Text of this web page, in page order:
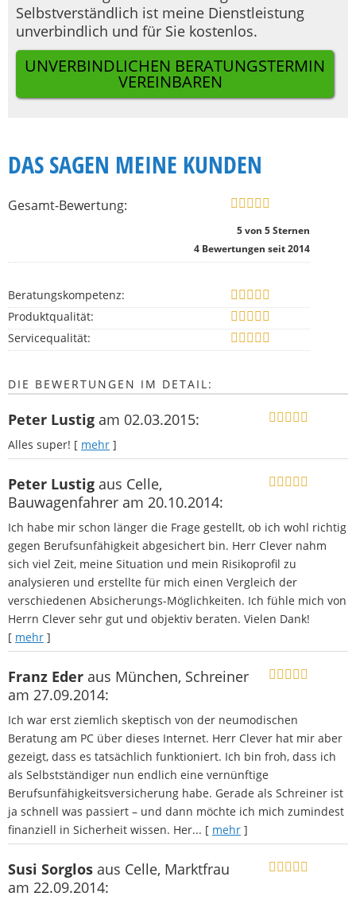
Selbstverständlich ist meine Dienstleistung
unverbindlich und für Sie kostenlos.
UNVERBINDLICHEN BERATUNGSTERMIN
VEREINBAREN
DAS SAGEN MEINE KUNDEN
Gesamt-Bewertung:
5von 5Sternen
4 Bewertungen seit 2014
Beratungskompetenz:
Produktqualität:
Servicequalität:
DIE BEWERTUNGEN IM DETAIL:
Peter Lustig am 02.03.2015:
Alles super! [ mehr ]
Peter Lustig aus Celle,
Bauwagenfahrer am 20.10.2014:
Ich habe mir schon länger die Frage gestellt, ob ich wohl richtig
gegen Berufsunfähigkeit abgesichert bin. Herr Clever nahm
sich viel Zeit, meine Situation und mein Risikoprofil zu
analysieren und erstellte für mich einen Vergleich der
verschiedenen Absicherungs-Möglichkeiten. Ich fühle mich von
Herrn Clever sehr gut und objektiv beraten. Vielen Dank!
[ mehr ]
Franz Eder aus München, Schreiner
am 27.09.2014:
Ich war erst ziemlich skeptisch von der neumodischen
Beratung am PC über dieses Internet. Herr Clever hat mir aber
gezeigt, dass es tatsächlich funktioniert. Ich bin froh, dass ich
als Selbstständiger nun endlich eine vernünftige
Berufsunfähigkeitsversicherung habe. Gerade als Schreiner ist
ja schnell was passiert – und dann möchte ich mich zumindest
finanziell in Sicherheit wissen. Her... [ mehr ]
Susi Sorglos aus Celle, Marktfrau
am 22.09.2014: